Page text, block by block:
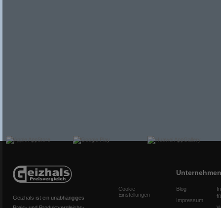
Geizhals ist ein unabhängiges
Cookie-
Einstellungen
Unternehmen
Blog
Impressum